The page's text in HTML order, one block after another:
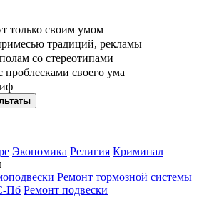
только своим умом
традиций, рекламы
со стереотипами
проблесками своего ума
Экономика Религия Криминал
Ремонт тормозной системы
Пб Ремонт подвески